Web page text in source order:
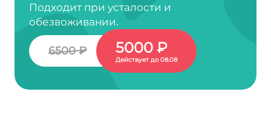
Подходит при усталости и
обезвоживании.
6500 ₽ 5000 ₽
Действует до 08.08